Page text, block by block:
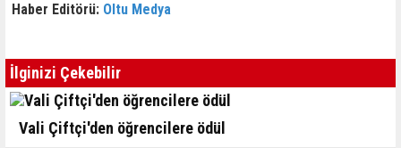
Haber Editörü: Oltu Medya
İlginizi Çekebilir
Vali Çiftçi'den öğrencilere ödül